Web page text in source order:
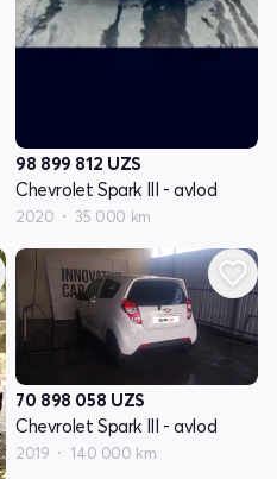
98 899 812 UZS
Chevrolet Spark III - avlod
2020 35 000 km
70 898 058 UZS
Chevrolet Spark III - avlod
2019 140 000 km